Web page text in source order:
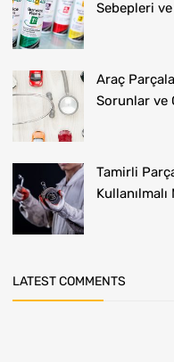
Sebepleri
Araç
Sorunlar ve
Tamirli
Kullanılmalı
LATEST COMMENTS